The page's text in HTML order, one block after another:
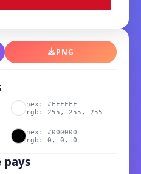
PNG
hex: #FFFFFF
rgb: 255, 255, 255
hex: #000000
rgb: 0, 0, 0